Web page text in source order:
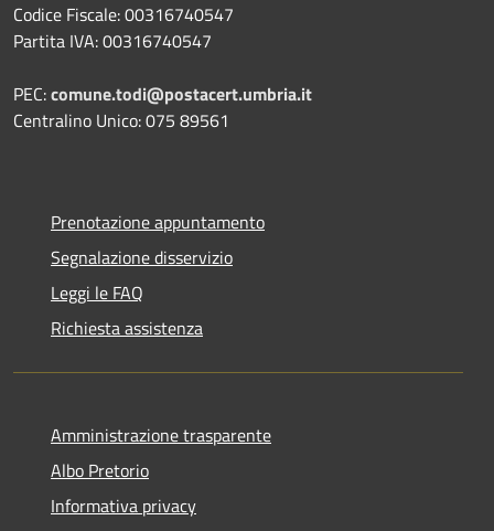
Codice Fiscale: 00316740547
Partita IVA: 00316740547
PEC:comune.todi@postacert.umbria.it
Centralino Unico: 075 89561
Prenotazione appuntamento
Segnalazione disservizio
Leggi le FAQ
Richiesta assistenza
Amministrazione trasparente
Albo Pretorio
Informativa privacy